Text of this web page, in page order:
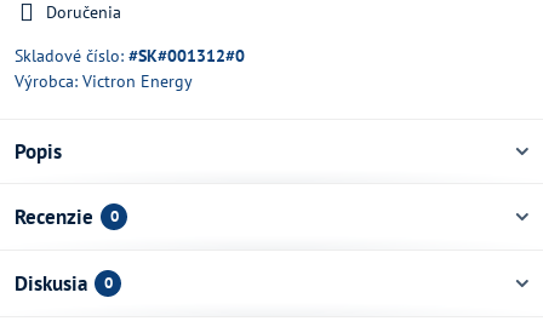
Doručenia
Skladové číslo: #SK#001312#0
Výrobca: Victron Energy
Popis
Recenzie 0
Diskusia 0